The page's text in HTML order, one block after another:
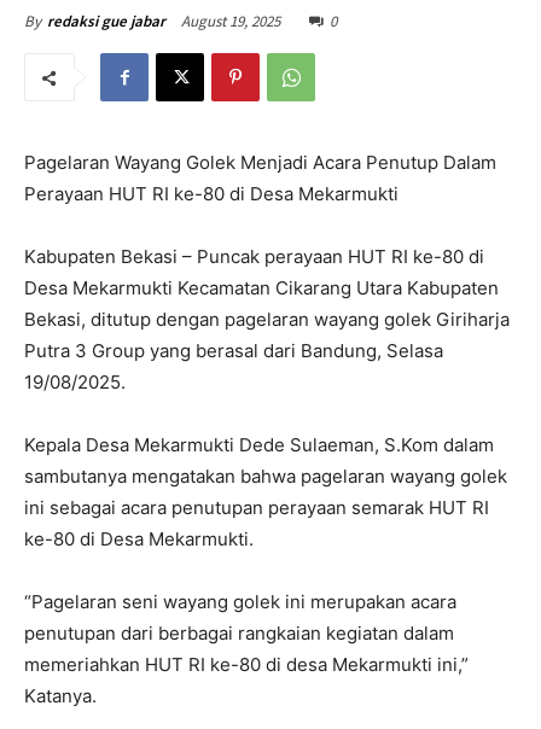
By redaksi gue jabar August 19, 2025 0
Pagelaran Wayang Golek Menjadi Acara Penutup Dalam
Perayaan HUT RI ke-80 di Desa Mekarmukti
Kabupaten Bekasi – Puncak perayaan HUT RI ke-80 di
Desa Mekarmukti Kecamatan Cikarang Utara Kabupaten
Bekasi, ditutup dengan pagelaran wayang golek Giriharja
Putra 3 Group yang berasal dari Bandung, Selasa
19/08/2025.
Kepala Desa Mekarmukti Dede Sulaeman, S.Kom dalam
sambutanya mengatakan bahwa pagelaran wayang golek
ini sebagai acara penutupan perayaan semarak HUT RI
ke-80 di Desa Mekarmukti.
“Pagelaran seni wayang golek ini merupakan acara
penutupan dari berbagai rangkaian kegiatan dalam
memeriahkan HUT RI ke-80 di desa Mekarmukti ini,”
Katanya.